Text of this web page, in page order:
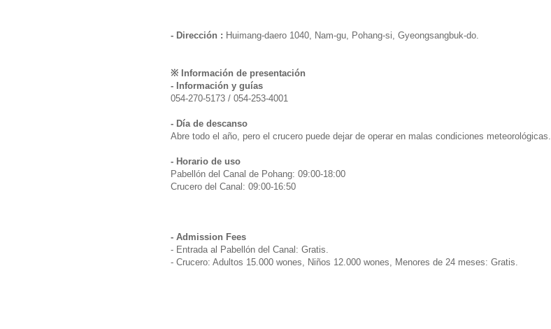
- Dirección : Huimang-daero 1040, Nam-gu, Pohang-si, Gyeongsangbuk-do.
※ Información de presentación
- Información y guías
054-270-5173 / 054-253-4001
- Día de descanso
Abre todo el año, pero el crucero puede dejar de operar en malas condiciones meteorológicas.
- Horario de uso
Pabellón del Canal de Pohang: 09:00-18:00
Crucero del Canal: 09:00-16:50
- Admission Fees
- Entrada al Pabellón del Canal: Gratis.
- Crucero: Adultos 15.000 wones, Niños 12.000 wones, Menores de 24 meses: Gratis.